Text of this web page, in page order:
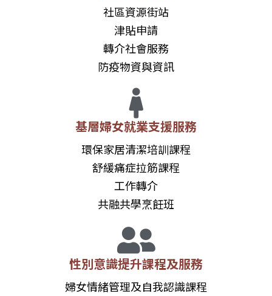
社區資源街站
津貼申請
轉介社會服務
防疫物資與資訊
基層婦女就業支援服務
環保家居清潔培訓課程
舒緩痛症拉筋課程
工作轉介
共融共學烹飪班
性別意識提升課程及服務
婦女情緒管理及自我認識課程